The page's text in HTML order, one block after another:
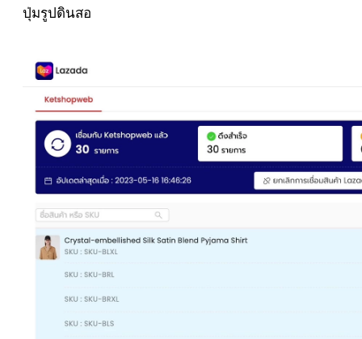
ปุ่มรูปดินสอ